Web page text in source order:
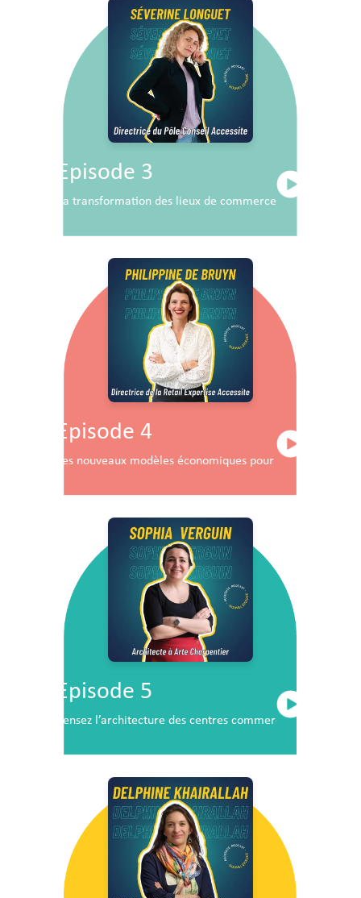
Episode 3
La transformation des lieux de commerce
Episode 4
Les nouveaux modèles économiques pour les centres
Episode 5
Pensez l’architecture des centres commerciaux de demain